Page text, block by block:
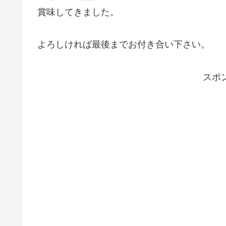
賞味してきました。
よろしければ最後までお付き合い下さい。
スポ